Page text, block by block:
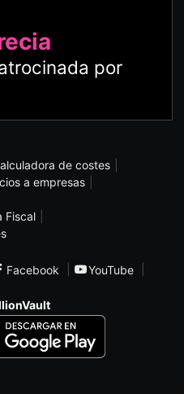
por
de costes
a empresas
Fiscal
Facebook
YouTube